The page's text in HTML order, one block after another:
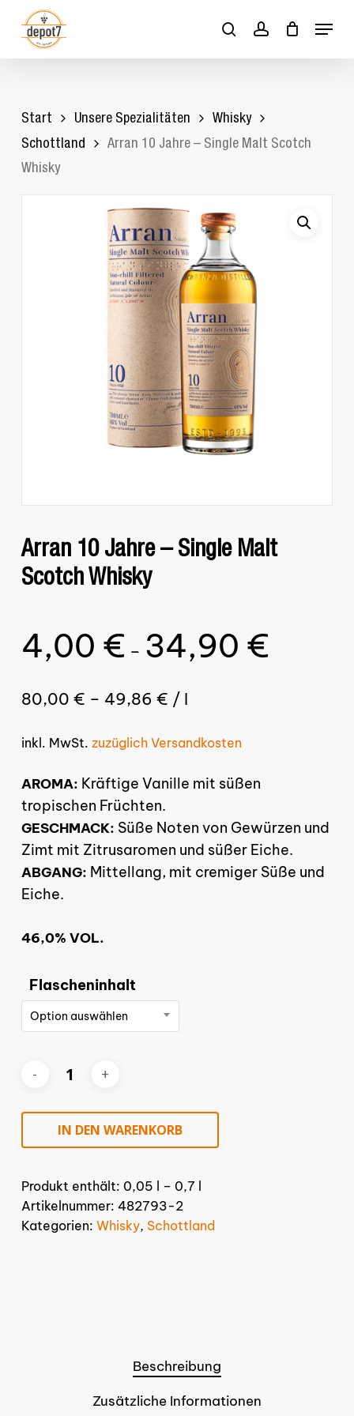
main
searchaccount
Menu
Close
Start Unsere Spezialitäten
Whisky
Schottland
Arran 10 Jahre – Single Malt Scotch
Whisky
Arran 10 Jahre – Single Malt
Scotch Whisky
4,00 € – 34,90 €
80,00 € – 49,86 € / l
inkl. MwSt. zuzüglich Versandkosten
AROMA: Kräftige Vanille mit süßen
tropischen Früchten.
GESCHMACK: Süße Noten von Gewürzen und
Zimt mit Zitrusaromen und süßer Eiche.
ABGANG: Mittellang, mit cremiger Süße und
Eiche.
46,0% VOL.
Flascheninhalt
Option auswählen
IN DEN WARENKORB
Produkt enthält: 0,05 l – 0,7 l
Artikelnummer: 482793-2
Kategorien: Whisky, Schottland
Beschreibung
Zusätzliche Informationen